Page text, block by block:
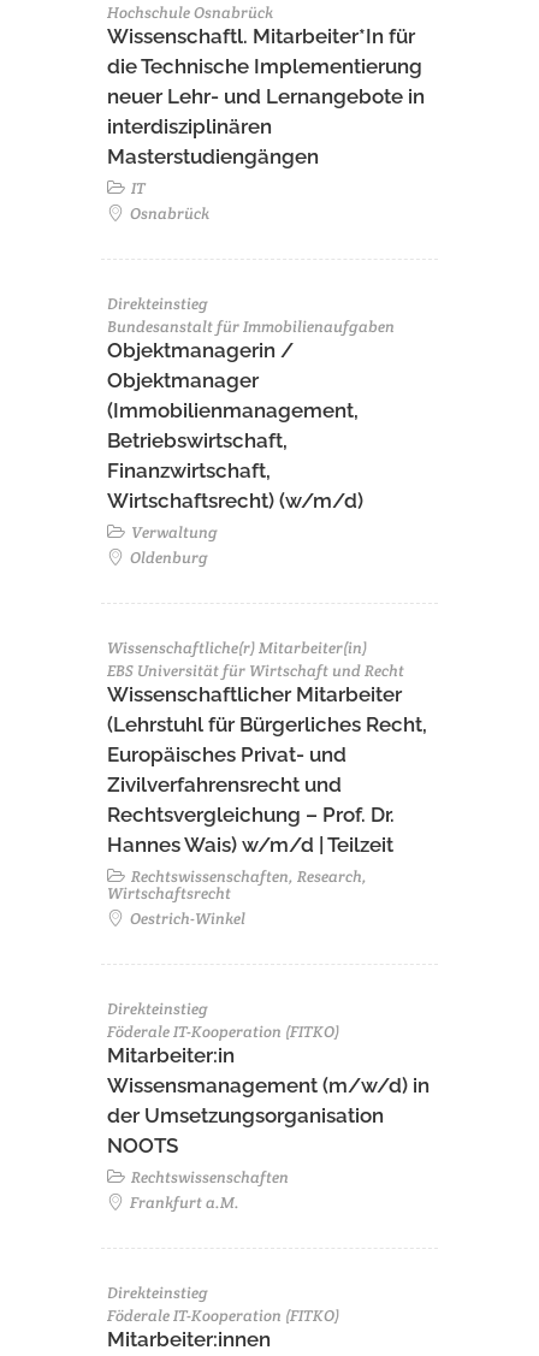
Hochschule Osnabrück
Wissenschaftl. Mitarbeiter*In für
die Technische Implementierung
neuer Lehr- und Lernangebote in
interdisziplinären
Masterstudiengängen
IT
Osnabrück
Direkteinstieg
Bundesanstalt für Immobilienaufgaben
Objektmanagerin /
Objektmanager
(Immobilienmanagement,
Betriebswirtschaft,
Finanzwirtschaft,
Wirtschaftsrecht) (w/m/d)
Verwaltung
Oldenburg
Wissenschaftliche(r) Mitarbeiter(in)
EBS Universität für Wirtschaft und Recht
Wissenschaftlicher Mitarbeiter
(Lehrstuhl für Bürgerliches Recht,
Europäisches Privat- und
Zivilverfahrensrecht und
Rechtsvergleichung – Prof. Dr.
Hannes Wais) w/m/d | Teilzeit
Rechtswissenschaften, Research,
Wirtschaftsrecht
Oestrich-Winkel
Direkteinstieg
Föderale IT-Kooperation (FITKO)
Mitarbeiter:in
Wissensmanagement (m/w/d) in
der Umsetzungsorganisation
NOOTS
Rechtswissenschaften
Frankfurt a.M.
Direkteinstieg
Föderale IT-Kooperation (FITKO)
Mitarbeiter:innen